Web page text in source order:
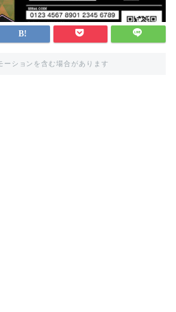
ーションを含む場合があります